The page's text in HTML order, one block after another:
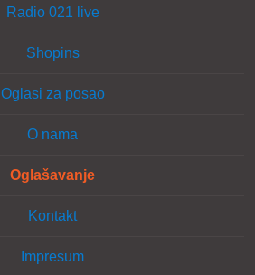
Radio 021 live
Shopins
Oglasi za posao
O nama
Oglašavanje
Kontakt
Impresum